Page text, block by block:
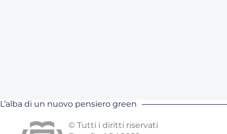
L’alba di un nuovo pensiero green
© Tutti i diritti riservati